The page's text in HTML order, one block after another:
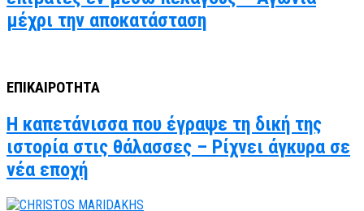
μέχρι την αποκατάσταση
ΕΠΙΚΑΙΡΟΤΗΤΑ
Η καπετάνισσα που έγραψε τη δική της
ιστορία στις θάλασσες – Ρίχνει άγκυρα σε
νέα εποχή